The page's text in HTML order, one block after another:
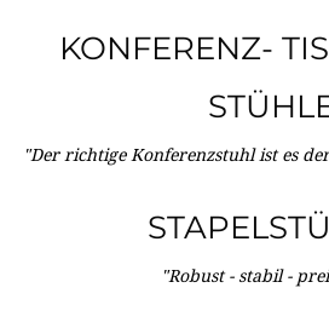
KONFERENZ-
"Der richtige Konferenzstuhl ist es
"Robust - stabil -